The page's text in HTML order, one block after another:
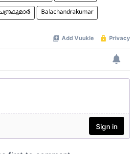
Balachandrakumar